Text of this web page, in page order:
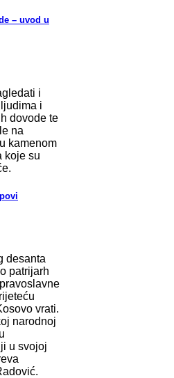
– uvod u
i
i
dovode te
na
kamenom
koje su
desanta
patrijarh
vrati.
narodnoj
u svojoj